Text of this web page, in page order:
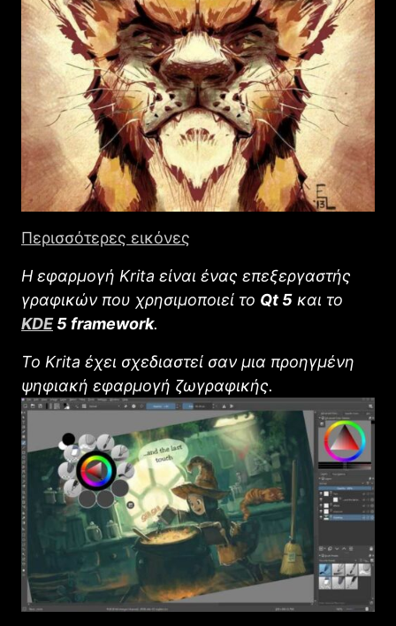
Περισσότερες εικόνες
Η εφαρμογή Krita είναι ένας επεξεργαστής
γραφικών που χρησιμοποιεί το Qt 5 και το
KDE5 framework.
Το Κrita έχει σχεδιαστεί σαν μια προηγμένη
ψηφιακή εφαρμογή ζωγραφικής.